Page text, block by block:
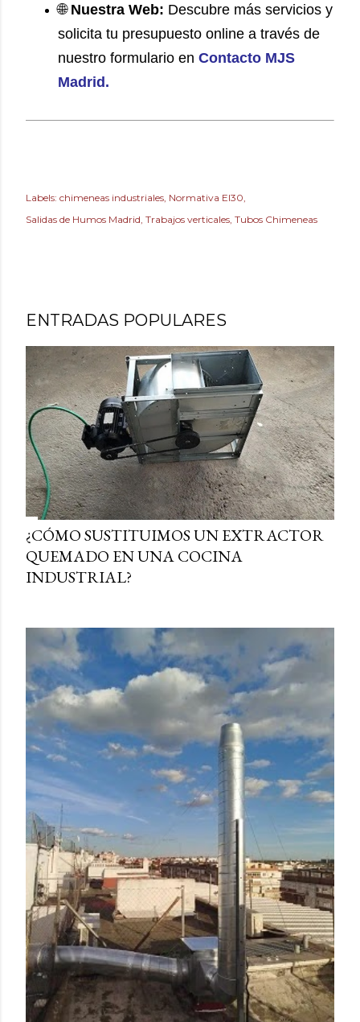
🌐 Nuestra Web: Descubre más servicios y
solicita tu presupuesto online a través de
nuestro formulario en Contacto MJS
Madrid.
Labels: chimeneas industriales Normativa EI30
Salidas de Humos Madrid Trabajos verticales Tubos Chimeneas
ENTRADAS POPULARES
¿CÓMO SUSTITUIMOS UN EXTRACTOR
QUEMADO EN UNA COCINA
INDUSTRIAL?